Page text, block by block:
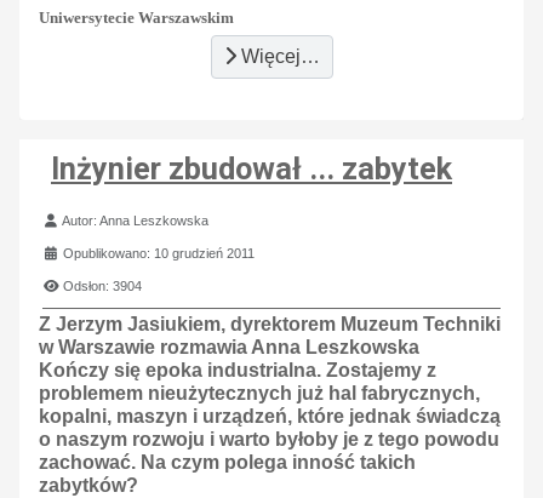
Uniwersytecie Warszawskim
Więcej…
Inżynier zbudował ... zabytek
Szczegóły
Autor:Anna Leszkowska
Opublikowano: 10 grudzień 2011
Odsłon: 3904
Z Jerzym Jasiukiem, dyrektorem Muzeum Techniki
w Warszawie rozmawia Anna Leszkowska
Kończy się epoka industrialna. Zostajemy z
problemem nieużytecznych już hal fabrycznych,
kopalni, maszyn i urządzeń, które jednak świadczą
o naszym rozwoju i warto byłoby je z tego powodu
zachować. Na czym polega inność takich
zabytków?